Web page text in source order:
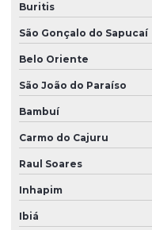
Buritis
São Gonçalo do Sapucaí
Belo Oriente
São João do Paraíso
Bambuí
Carmo do Cajuru
Raul Soares
Inhapim
Ibiá